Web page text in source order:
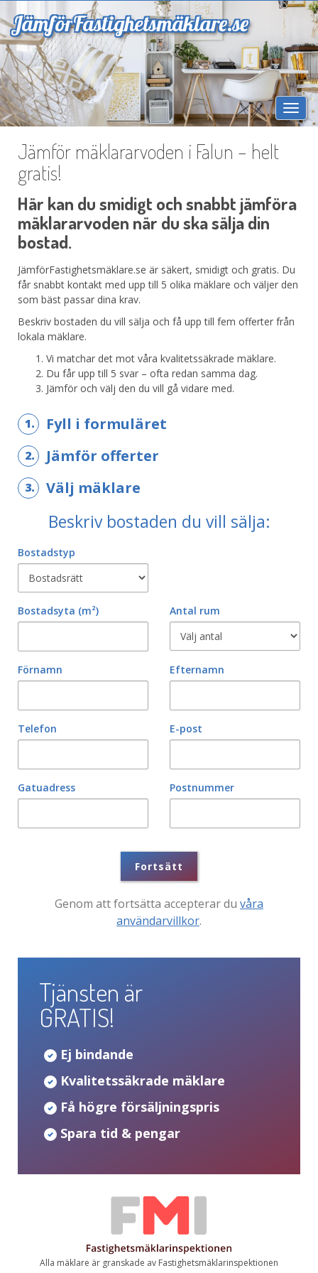
JämförFastighetsmäklare.se
Jämför mäklararvoden i Falun – helt
gratis!
Här kan du smidigt och snabbt jämföra
mäklararvoden när du ska sälja din
bostad.
JämförFastighetsmäklare.se är säkert, smidigt och gratis. Du
får snabbt kontakt med upp till 5 olika mäklare och väljer den
som bäst passar dina krav.
Beskriv bostaden du vill sälja och få upp till fem offerter från
lokala mäklare.
Vi matchar det mot våra kvalitetssäkrade mäklare.
Du får upp till 5 svar – ofta redan samma dag.
Jämför och välj den du vill gå vidare med.
1. Fyll i formuläret
2. Jämför offerter
3. Välj mäklare
Beskriv bostaden du vill sälja:
Bostadstyp
Bostadsyta (m²) Antal rum
Förnamn Efternamn
Telefon E-post
Gatuadress Postnummer
Fortsätt
Genom att fortsätta accepterar du våra
användarvillkor.
Tjänsten är
GRATIS!
Ej bindande
Kvalitetssäkrade mäklare
Få högre försäljningspris
Spara tid & pengar
Alla mäklare är granskade av Fastighetsmäklarinspektionen